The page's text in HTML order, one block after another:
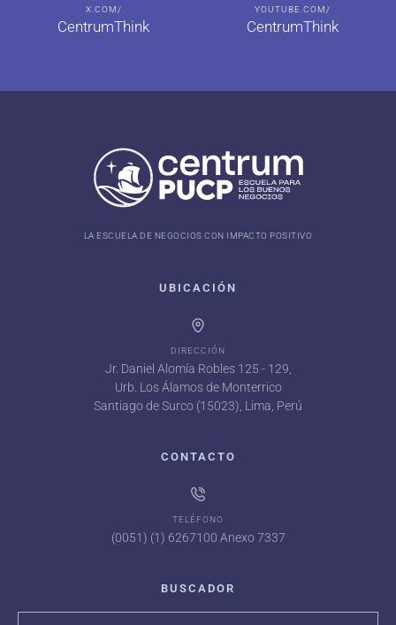
X.COM/
CentrumThink
YOUTUBE.COM/
CentrumThink
LA ESCUELA DE NEGOCIOS CON IMPACTO POSITIVO
UBICACIÓN
DIRECCIÓN
Jr. Daniel Alomía Robles 125 - 129,
Urb. Los Álamos de Monterrico
Santiago de Surco (15023), Lima, Perú
CONTACTO
TELÉFONO
(0051) (1) 6267100 Anexo 7337
BUSCADOR